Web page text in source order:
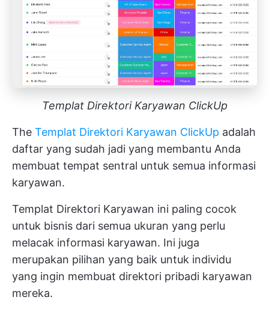
Templat Direktori Karyawan ClickUp
The Templat Direktori Karyawan ClickUp adalah
daftar yang sudah jadi yang membantu Anda
membuat tempat sentral untuk semua informasi
karyawan.
Templat Direktori Karyawan ini paling cocok
untuk bisnis dari semua ukuran yang perlu
melacak informasi karyawan. Ini juga
merupakan pilihan yang baik untuk individu
yang ingin membuat direktori pribadi karyawan
mereka.